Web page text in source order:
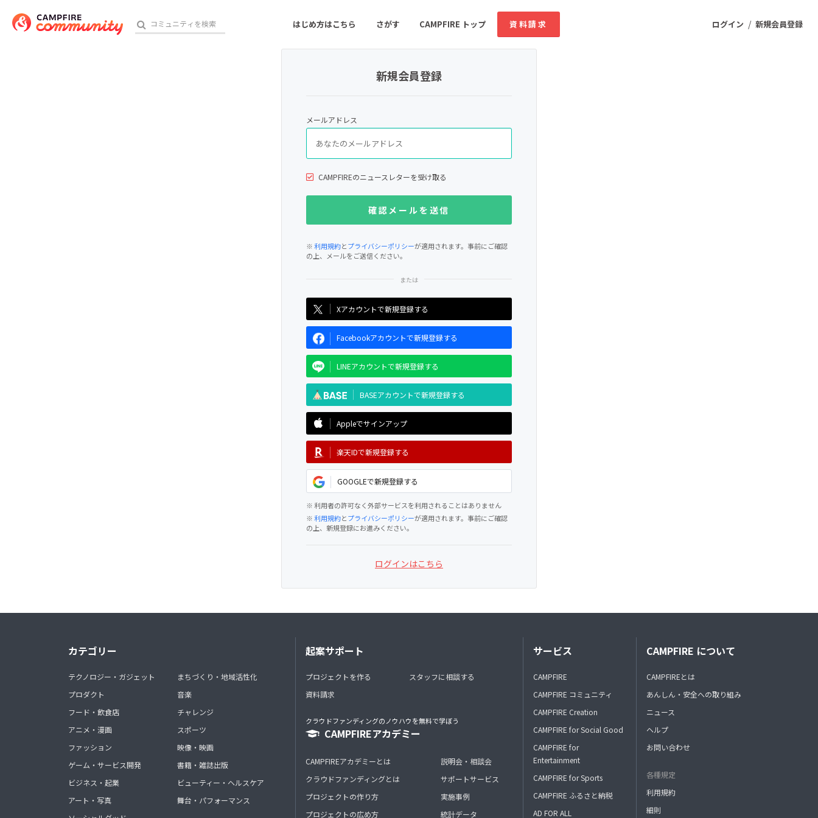
ログイン / 新規会員登録
はじめ方はこちら さがす CAMPFIRE トップ 資料請求
ゲーム・サービス開発
書籍・雑誌出版 アニメ・漫画
ソーシャルグッド ビューティー・ヘルスケア
新規会員登録
メールアドレス
CAMPFIREのニュースレターを受け取る
※利用規約とプライバシーポリシーが適用されます。事前にご確認
の上、メールをご送信ください。
Xアカウントで新規登録する
Facebookアカウントで新規登録する
LINEアカウントで新規登録する
BASEアカウントで新規登録する
Appleでサインアップ
楽天IDで新規登録する
GOOGLEで新規登録する
※ 利用者の許可なく外部サービスを利用されることはありません
※利用規約とプライバシーポリシーが適用されます。事前にご確認
の上、新規登録にお進みください。
ログインはこちら
カテゴリー
テクノロジー・ガジェット
プロダクト
フード・飲食店
アニメ・漫画
ファッション
ゲーム・サービス開発
ビジネス・起業
アート・写真
まちづくり・地域活性化
音楽
チャレンジ
スポーツ
映像・映画
書籍・雑誌出版
ビューティー・ヘルスケア
舞台・パフォーマンス
起案サポート
プロジェクトを作る
資料請求
スタッフに相談する
クラウドファンディングのノウハウを無料で学ぼう
CAMPFIREアカデミー
CAMPFIREアカデミーとは
クラウドファンディングとは
プロジェクトの作り方
プロジェクトの広め方
説明会・相談会
サポートサービス
実施事例
統計データ
サービス
CAMPFIRE
CAMPFIRE コミュニティ
CAMPFIRE Creation
CAMPFIRE for Social Good
CAMPFIRE for
Entertainment
CAMPFIRE for Sports
CAMPFIRE ふるさと納税
AD FOR ALL
CAMPFIRE について
CAMPFIREとは
あんしん・安全への取り組み
ニュース
ヘルプ
お問い合わせ
各種規定
利用規約
細則